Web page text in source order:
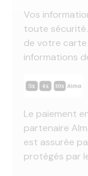
Vos
toute
de votre
informations
Le paiement
partenaire
est assurée
protégés par